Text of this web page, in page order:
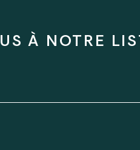
À NOTRE